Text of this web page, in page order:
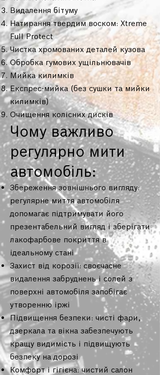
Видалення бітуму
Натирання твердим воском: Xtreme
Full Protect
Чистка хромованих деталей кузова
Обробка гумових ущільнювачів
Мийка килимків
Експрес-мийка (без сушки та мийки
килимків)
Очищення колісних дисків
Чому важливо
регулярно мити
автомобіль:
Збереження зовнішнього вигляду:
регулярне миття автомобіля
допомагає підтримувати його
презентабельний вигляд і зберігати
лакофарбове покриття в
ідеальному стані
Захист від корозії: своєчасне
видалення забруднень і солей з
поверхні автомобіля запобігає
утворенню іржі
Підвищення безпеки: чисті фари,
дзеркала та вікна забезпечують
кращу видимість і підвищують
безпеку на дорозі
Комфорт і гігієна: чистий салон